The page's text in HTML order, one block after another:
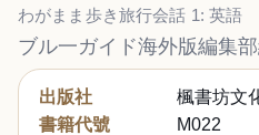
わがまま歩き旅行会話 1: 英語
ブル一ガイド海外版編集
出版社
楓書坊文
書籍代號
M022